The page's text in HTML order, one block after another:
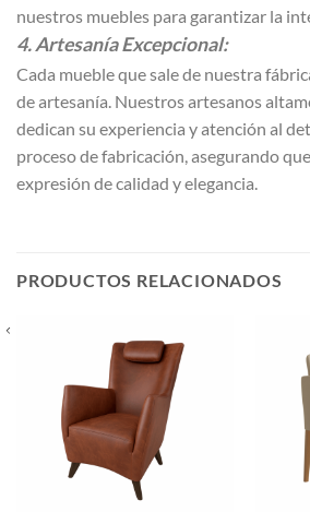
nuestros muebles para garantizar la
4. Artesanía Excepcional:
Cada mueble que sale de nuestra
de artesanía. Nuestros artesanos
dedican su experiencia y atención al
proceso de fabricación, asegurando
expresión de calidad y elegancia.
PRODUCTOS RELACIONADOS